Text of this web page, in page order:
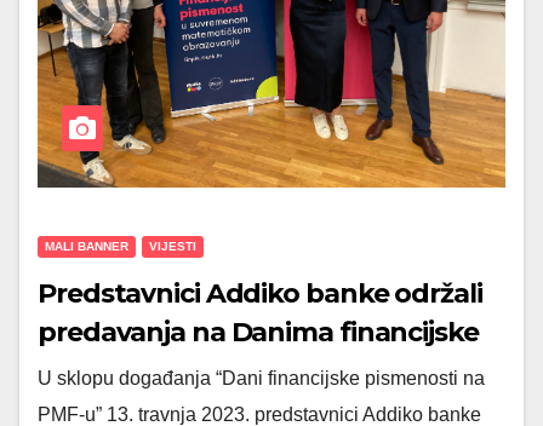
MALI BANNER VIJESTI
Predstavnici Addiko banke održali
predavanja na Danima financijske
pismenosti na PMF-u
U sklopu događanja “Dani financijske pismenosti na
PMF-u” 13. travnja 2023. predstavnici Addiko banke